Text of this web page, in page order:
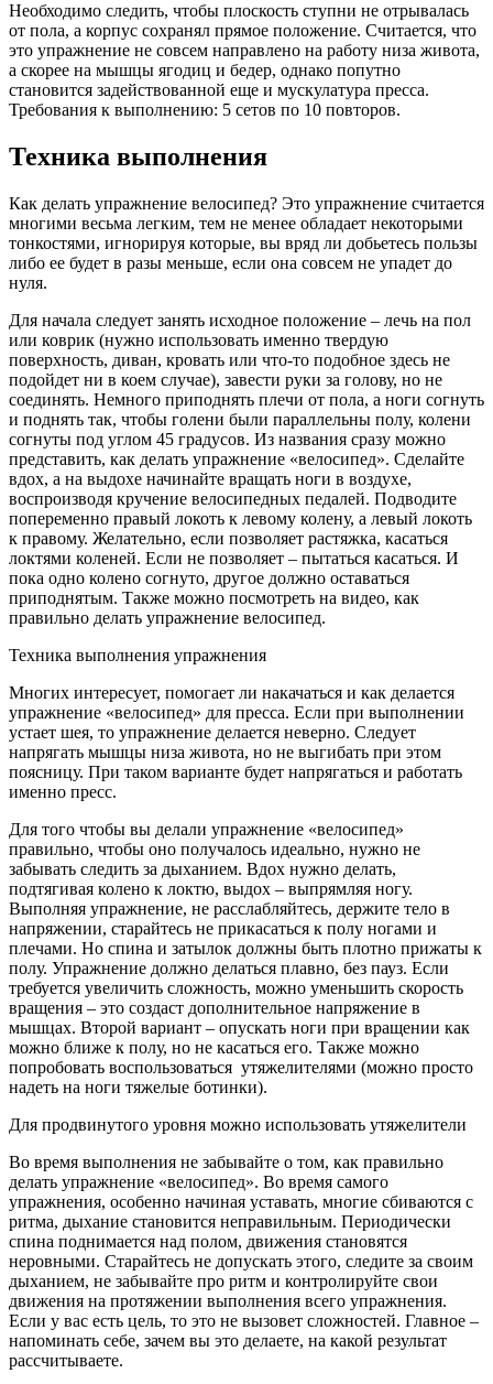
Необходимо следить, чтобы плоскость ступни не отрывалась
от пола, а корпус сохранял прямое положение. Считается, что
это упражнение не совсем направлено на работу низа живота,
а скорее на мышцы ягодиц и бедер, однако попутно
становится задействованной еще и мускулатура пресса.
Требования к выполнению: 5 сетов по 10 повторов.
Техника выполнения
Как делать упражнение велосипед? Это упражнение считается
многими весьма легким, тем не менее обладает некоторыми
тонкостями, игнорируя которые, вы вряд ли добьетесь пользы
либо ее будет в разы меньше, если она совсем не упадет до
нуля.
Для начала следует занять исходное положение – лечь на пол
или коврик (нужно использовать именно твердую
поверхность, диван, кровать или что-то подобное здесь не
подойдет ни в коем случае), завести руки за голову, но не
соединять. Немного приподнять плечи от пола, а ноги согнуть
и поднять так, чтобы голени были параллельны полу, колени
согнуты под углом 45 градусов. Из названия сразу можно
представить, как делать упражнение «велосипед». Сделайте
вдох, а на выдохе начинайте вращать ноги в воздухе,
воспроизводя кручение велосипедных педалей. Подводите
попеременно правый локоть к левому колену, а левый локоть
к правому. Желательно, если позволяет растяжка, касаться
локтями коленей. Если не позволяет – пытаться касаться. И
пока одно колено согнуто, другое должно оставаться
приподнятым. Также можно посмотреть на видео, как
правильно делать упражнение велосипед.
Техника выполнения упражнения
Многих интересует, помогает ли накачаться и как делается
упражнение «велосипед» для пресса. Если при выполнении
устает шея, то упражнение делается неверно. Следует
напрягать мышцы низа живота, но не выгибать при этом
поясницу. При таком варианте будет напрягаться и работать
именно пресс.
Для того чтобы вы делали упражнение «велосипед»
правильно, чтобы оно получалось идеально, нужно не
забывать следить за дыханием. Вдох нужно делать,
подтягивая колено к локтю, выдох – выпрямляя ногу.
Выполняя упражнение, не расслабляйтесь, держите тело в
напряжении, старайтесь не прикасаться к полу ногами и
плечами. Но спина и затылок должны быть плотно прижаты к
полу. Упражнение должно делаться плавно, без пауз. Если
требуется увеличить сложность, можно уменьшить скорость
вращения – это создаст дополнительное напряжение в
мышцах. Второй вариант – опускать ноги при вращении как
можно ближе к полу, но не касаться его. Также можно
попробовать воспользоваться утяжелителями (можно просто
надеть на ноги тяжелые ботинки).
Для продвинутого уровня можно использовать утяжелители
Во время выполнения не забывайте о том, как правильно
делать упражнение «велосипед». Во время самого
упражнения, особенно начиная уставать, многие сбиваются с
ритма, дыхание становится неправильным. Периодически
спина поднимается над полом, движения становятся
неровными. Старайтесь не допускать этого, следите за своим
дыханием, не забывайте про ритм и контролируйте свои
движения на протяжении выполнения всего упражнения.
Если у вас есть цель, то это не вызовет сложностей. Главное –
напоминать себе, зачем вы это делаете, на какой результат
рассчитываете.